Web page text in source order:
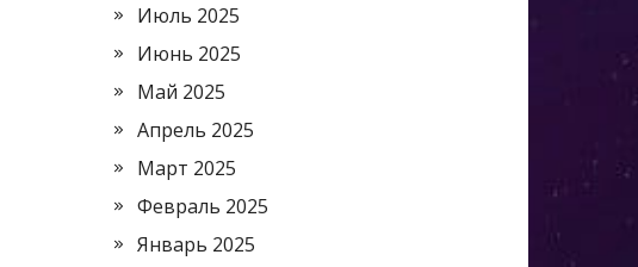
Июль 2025
Июнь 2025
Май 2025
Апрель 2025
Март 2025
Февраль 2025
Январь 2025